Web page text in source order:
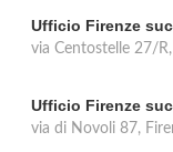
Ufficio Firenze
via Centostelle 27/
Ufficio Firenze
via di Novoli 87,